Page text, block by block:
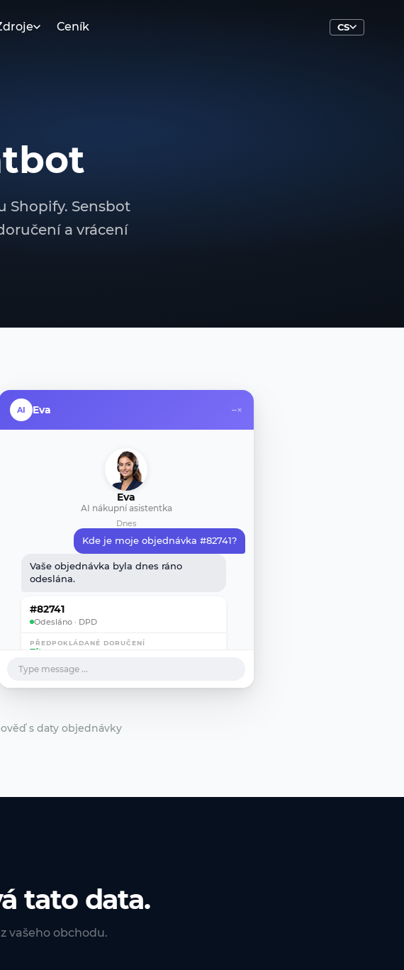
Ceník CS
Shopify. Sensbot
a vrácení
AI Eva –×
Eva
AI nákupní asistentka
Dnes
Kde je moje objednávka #82741?
Vaše objednávka byla dnes ráno
odeslána.
#82741
Odesláno · DPD
PŘEDPOKLÁDANÉ DORUČENÍ
Zítra
DPD
Zaplaceno
Type message ...
s daty objednávky
tato data.
vašeho obchodu.